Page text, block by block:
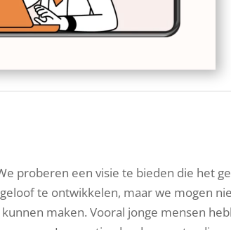
proberen een visie te bieden die het
te ontwikkelen, maar we mogen
maken. Vooral jonge mensen